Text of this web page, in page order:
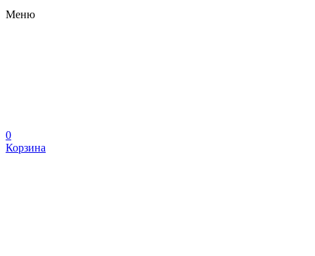
Меню
0
Корзина